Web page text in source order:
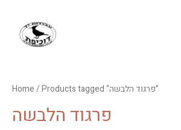
Home / Products tagged “פרגוד הלבשה”
פרגוד הלבשה